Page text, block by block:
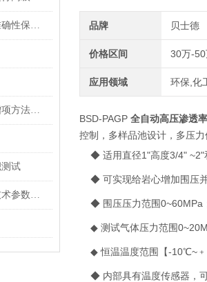
竞争性吸附分析仪的精度与准确性保障方法
关于2020版《中国药典》新增项方法解读与仪器解决方案
试
动态色谱法比表面积测定仪技术参数及一览
品牌 贝士德
价格区间 30万-
应用领域 环保,化
BSD-PAGP 全自动高压渗透
控制，多样品池设计，多压
◆ 适用直径1"高度3/4" ~2"
◆ 可实现给岩心增加围压
◆ 围压压力范围0~60MPa
◆ 测试气体压力范围
◆恒温温度范围【-
◆ 内部具有温度传感器，